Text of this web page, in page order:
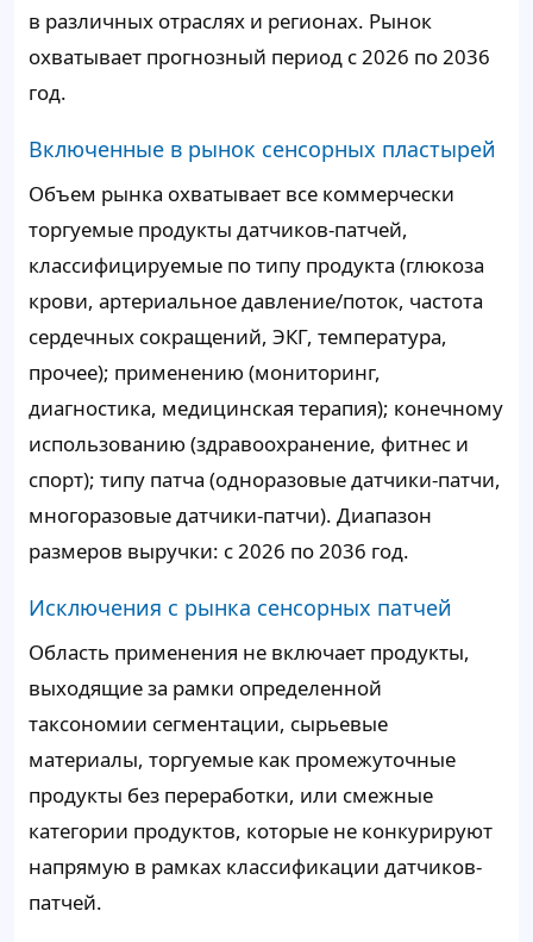
в различных отраслях и регионах. Рынок
охватывает прогнозный период с 2026 по 2036
год.
Включенные в рынок сенсорных пластырей
Объем рынка охватывает все коммерчески
торгуемые продукты датчиков-патчей,
классифицируемые по типу продукта (глюкоза
крови, артериальное давление/поток, частота
сердечных сокращений, ЭКГ, температура,
прочее); применению (мониторинг,
диагностика, медицинская терапия); конечному
использованию (здравоохранение, фитнес и
спорт); типу патча (одноразовые датчики-патчи,
многоразовые датчики-патчи). Диапазон
размеров выручки: с 2026 по 2036 год.
Исключения с рынка сенсорных патчей
Область применения не включает продукты,
выходящие за рамки определенной
таксономии сегментации, сырьевые
материалы, торгуемые как промежуточные
продукты без переработки, или смежные
категории продуктов, которые не конкурируют
напрямую в рамках классификации датчиков-
патчей.